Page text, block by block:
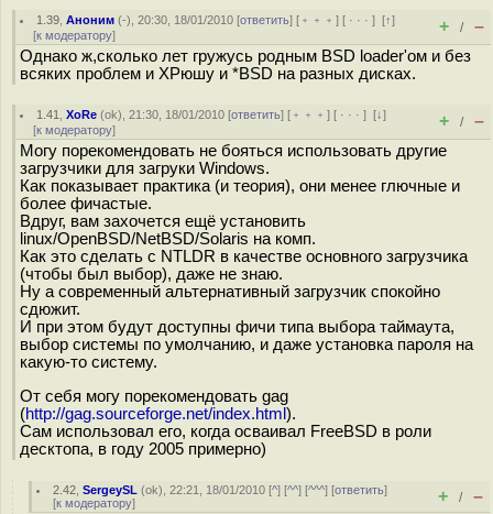
1.39 ,Аноним (-), 20:30, 18/01/2010 [ответить] [ ﹢﹢﹢] [ · · ·][↑]
[к модератору] + / –
Однако ж,сколько лет гружусь родным BSD loader'ом и без
всяких проблем и ХРюшу и *BSD на разных дисках.
1.41 ,XoRe (ok), 21:30, 18/01/2010 [ответить] [ ﹢﹢﹢] [ · · ·][↓]
[к модератору] + / –
Могу порекомендовать не бояться использовать другие
загрузчики для загруки Windows.
Как показывает практика (и теория), они менее глючные и
более фичастые.
Вдруг, вам захочется ещё установить
linux/OpenBSD/NetBSD/Solaris на комп.
Как это сделать с NTLDR в качестве основного загрузчика
(чтобы был выбор), даже не знаю.
Ну а современный альтернативный загрузчик спокойно
сдюжит.
И при этом будут доступны фичи типа выбора таймаута,
выбор системы по умолчанию, и даже установка пароля на
какую-то систему.
От себя могу порекомендовать gag
(http://gag.sourceforge.net/index.html ).
Сам использовал его, когда осваивал FreeBSD в роли
десктопа, в году 2005 примерно)
2.42 ,SergeySL (ok), 22:21, 18/01/2010 [^] [^^] [^^^] [ответить]
[к модератору] + / –